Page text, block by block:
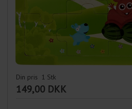
Din pris 1 Stk
149,00 DKK